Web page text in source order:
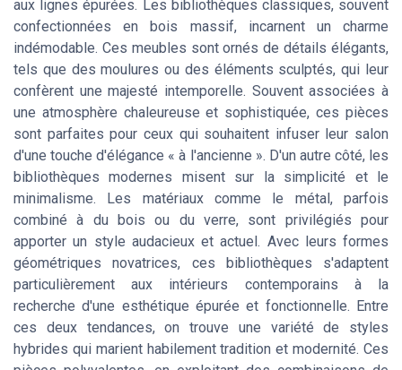
aux lignes épurées. Les bibliothèques classiques, souvent
confectionnées en bois massif, incarnent un charme
indémodable. Ces meubles sont ornés de détails élégants,
tels que des moulures ou des éléments sculptés, qui leur
confèrent une majesté intemporelle. Souvent associées à
une atmosphère chaleureuse et sophistiquée, ces pièces
sont parfaites pour ceux qui souhaitent infuser leur salon
d'une touche d'élégance « à l'ancienne ». D'un autre côté, les
bibliothèques modernes misent sur la simplicité et le
minimalisme. Les matériaux comme le métal, parfois
combiné à du bois ou du verre, sont privilégiés pour
apporter un style audacieux et actuel. Avec leurs formes
géométriques novatrices, ces bibliothèques s'adaptent
particulièrement aux intérieurs contemporains à la
recherche d'une esthétique épurée et fonctionnelle. Entre
ces deux tendances, on trouve une variété de styles
hybrides qui marient habilement tradition et modernité. Ces